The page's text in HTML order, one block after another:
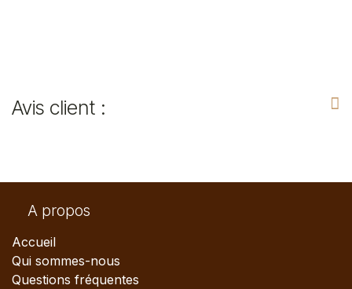
Avis client :
A propos
Accueil
Qui sommes-nous
Questions fréquentes